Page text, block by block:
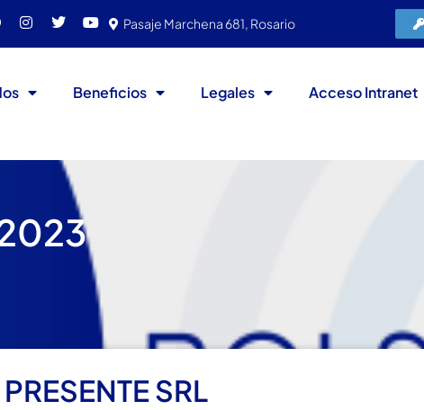
Pasaje Marchena 681, Rosario
Beneficios Legales Acceso Intranet
SRL